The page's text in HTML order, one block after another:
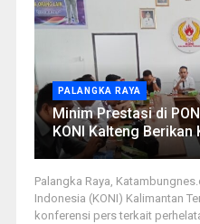
PALANGKA RAYA
Minim Prestasi di
KONI Kalteng Berikan
Palangka Raya,
Indonesia (KONI) Kalimantan
konferensi pers terkait